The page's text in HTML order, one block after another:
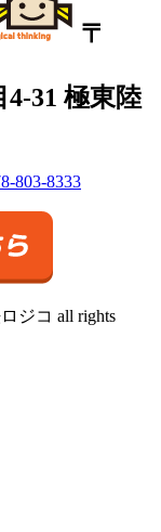
〒
31 極東陸
ジコ all rights